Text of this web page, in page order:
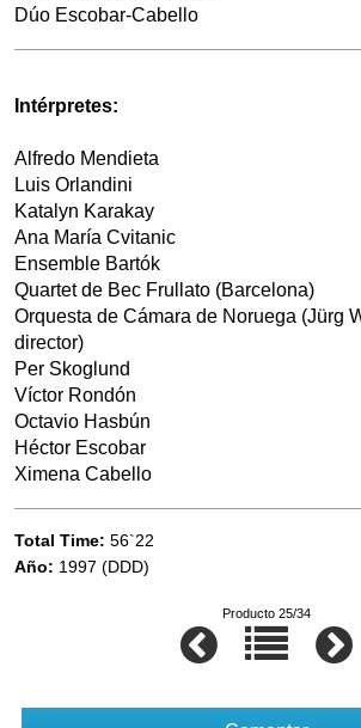
Dúo Escobar-Cabello
Intérpretes:
Alfredo Mendieta
Luis Orlandini
Katalyn Karakay
Ana María Cvitanic
Ensemble Bartók
Quartet de Bec Frullato (Barcelona)
Orquesta de Cámara de Noruega (Jürg
director)
Per Skoglund
Víctor Rondón
Octavio Hasbún
Héctor Escobar
Ximena Cabello
Total Time: 56`22
Año: 1997 (DDD)
Producto 25/34